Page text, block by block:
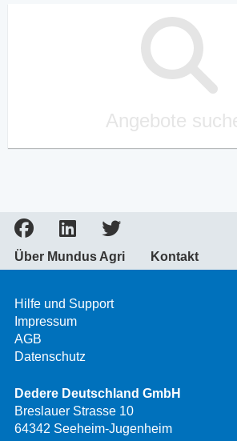
Angebote
Über Mundus Agri Kontakt
Hilfe und Support
Impressum
AGB
Datenschutz
Dedere Deutschland GmbH
Breslauer Strasse 10
64342 Seeheim-Jugenheim